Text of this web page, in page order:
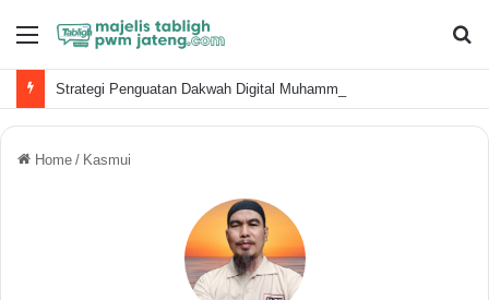
Menu
Strategi Penguatan Dakwah Digital Muhammadiyah
Home / Kasmui